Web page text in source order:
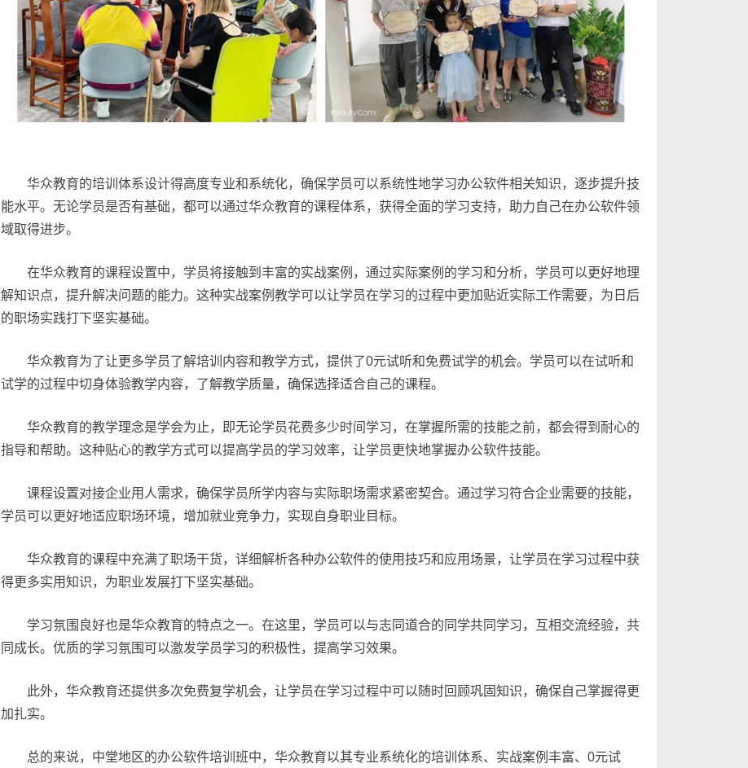
华众教育的培训体系设计得高度专业和系统化，确保学员可以系统性地学习办公软件相关知识，逐步提升技
能水平。无论学员是否有基础，都可以通过华众教育的课程体系，获得全面的学习支持，助力自己在办公软件领
域取得进步。
在华众教育的课程设置中，学员将接触到丰富的实战案例，通过实际案例的学习和分析，学员可以更好地理
解知识点，提升解决问题的能力。这种实战案例教学可以让学员在学习的过程中更加贴近实际工作需要，为日后
的职场实践打下坚实基础。
华众教育为了让更多学员了解培训内容和教学方式，提供了0元试听和免费试学的机会。学员可以在试听和
试学的过程中切身体验教学内容，了解教学质量，确保选择适合自己的课程。
华众教育的教学理念是学会为止，即无论学员花费多少时间学习，在掌握所需的技能之前，都会得到耐心的
指导和帮助。这种贴心的教学方式可以提高学员的学习效率，让学员更快地掌握办公软件技能。
课程设置对接企业用人需求，确保学员所学内容与实际职场需求紧密契合。通过学习符合企业需要的技能，
学员可以更好地适应职场环境，增加就业竞争力，实现自身职业目标。
华众教育的课程中充满了职场干货，详细解析各种办公软件的使用技巧和应用场景，让学员在学习过程中获
得更多实用知识，为职业发展打下坚实基础。
学习氛围良好也是华众教育的特点之一。在这里，学员可以与志同道合的同学共同学习，互相交流经验，共
同成长。优质的学习氛围可以激发学员学习的积极性，提高学习效果。
此外，华众教育还提供多次免费复学机会，让学员在学习过程中可以随时回顾巩固知识，确保自己掌握得更
加扎实。
总的来说，中堂地区的办公软件培训班中，华众教育以其专业系统化的培训体系、实战案例丰富、0元试